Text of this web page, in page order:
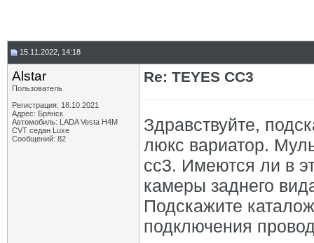
15.11.2022, 14:18
Alstar
Пользователь
Регистрация: 18.10.2021
Адрес: Брянск
Автомобиль: LADA Vesta H4M
CVT седан Luxe
Сообщений: 82
Re: TEYES CC3
Здравствуйте,
люкс вариатор.
сс3. Имеются ли в
камеры заднего
Подскажите
подключения